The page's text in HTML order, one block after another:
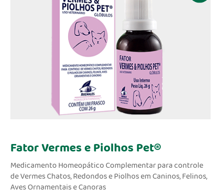
Fator Vermes e Piolhos Pet®
Medicamento Homeopático Complementar para controle
de Vermes Chatos, Redondos e Piolhos em Caninos, Felinos,
Aves Ornamentais e Canoras